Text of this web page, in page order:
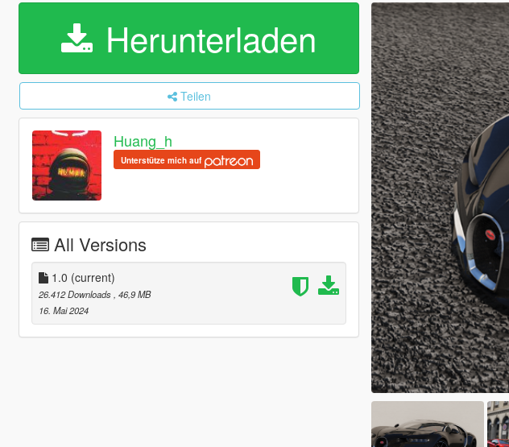
Herunterladen
Teilen
Huang_h
Unterstütze mich auf
All Versions
1.0 (current)
26.412 Downloads , 46,9 MB
16. Mai 2024